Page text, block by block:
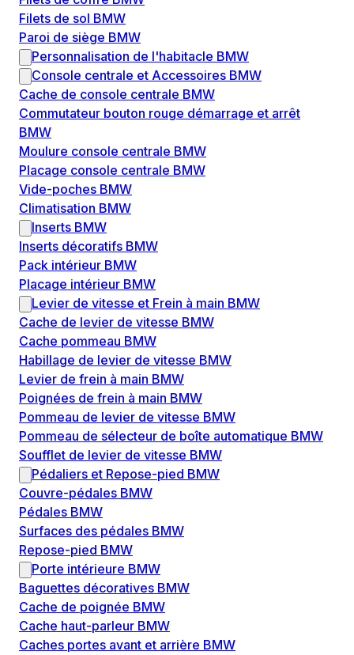
Filets de sol BMW
Paroi de siège BMW
Personnalisation de l'habitacle BMW
Console centrale et Accessoires BMW
Cache de console centrale BMW
Commutateur bouton rouge démarrage et arrêt
BMW
Moulure console centrale BMW
Placage console centrale BMW
Vide-poches BMW
Climatisation BMW
Inserts BMW
Inserts décoratifs BMW
Pack intérieur BMW
Placage intérieur BMW
Levier de vitesse et Frein à main BMW
Cache de levier de vitesse BMW
Cache pommeau BMW
Habillage de levier de vitesse BMW
Levier de frein à main BMW
Poignées de frein à main BMW
Pommeau de levier de vitesse BMW
Pommeau de sélecteur de boîte automatique BMW
Soufflet de levier de vitesse BMW
Pédaliers et Repose-pied BMW
Couvre-pédales BMW
Pédales BMW
Surfaces des pédales BMW
Repose-pied BMW
Porte intérieure BMW
Baguettes décoratives BMW
Cache de poignée BMW
Cache haut-parleur BMW
Caches portes avant et arrière BMW